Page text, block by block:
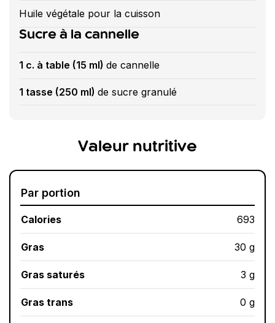
Huile végétale pour la cuisson
Sucre à la cannelle
1 c. à table (15 ml) de cannelle
1 tasse (250 ml) de sucre granulé
Valeur nutritive
Par portion
Calories 693
Gras 30 g
Gras saturés 3 g
Gras trans 0 g